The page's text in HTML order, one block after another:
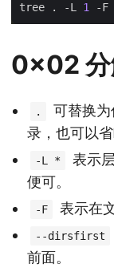
tree . -L 1
0x02
.
可替换
录，也可以省
-L *
表示
便可。
-F 表示在
--dirsfirst
前面。